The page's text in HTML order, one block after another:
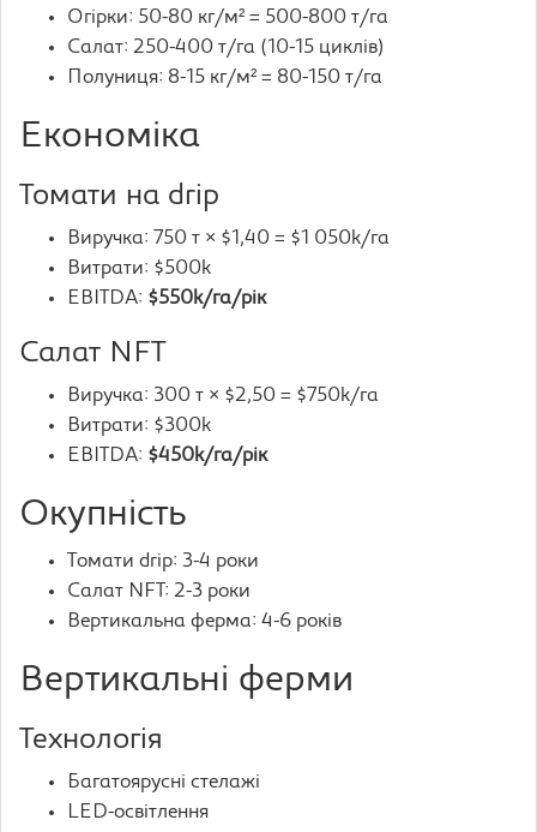
Огірки: 50-80 кг/м² = 500-800 т/га
Салат: 250-400 т/га (10-15 циклів)
Полуниця: 8-15 кг/м² = 80-150 т/га
Економіка
Томати на drip
Виручка: 750 т × $1,40 = $1 050k/га
Витрати: $500k
EBITDA: $550k/га/рік
Салат NFT
Виручка: 300 т × $2,50 = $750k/га
Витрати: $300k
EBITDA: $450k/га/рік
Окупність
Томати drip: 3-4 роки
Салат NFT: 2-3 роки
Вертикальна ферма: 4-6 років
Вертикальні ферми
Технологія
Багатоярусні стелажі
LED-освітлення